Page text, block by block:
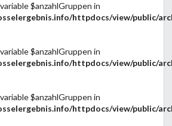
$anzahlGruppen in
httpdocs/view/public/
$anzahlGruppen in
httpdocs/view/public/
$anzahlGruppen in
httpdocs/view/public/